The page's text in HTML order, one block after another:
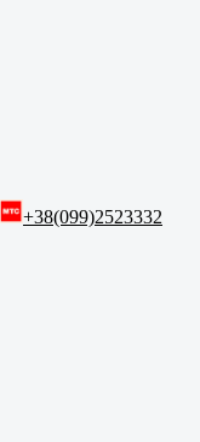
+38(099)2523332